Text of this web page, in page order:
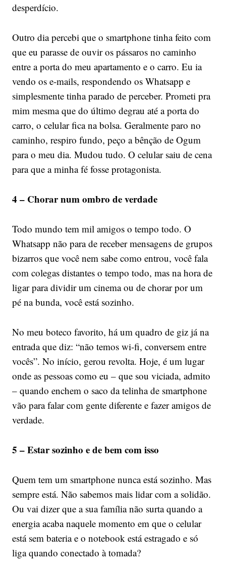
desperdício.
Outro dia percebi que o smartphone tinha feito com
que eu parasse de ouvir os pássaros no caminho
entre a porta do meu apartamento e o carro. Eu ia
vendo os e-mails, respondendo os Whatsapp e
simplesmente tinha parado de perceber. Prometi pra
mim mesma que do último degrau até a porta do
carro, o celular fica na bolsa. Geralmente paro no
caminho, respiro fundo, peço a bênção de Ogum
para o meu dia. Mudou tudo. O celular saiu de cena
para que a minha fé fosse protagonista.
4 – Chorar num ombro de verdade
Todo mundo tem mil amigos o tempo todo. O
Whatsapp não para de receber mensagens de grupos
bizarros que você nem sabe como entrou, você fala
com colegas distantes o tempo todo, mas na hora de
ligar para dividir um cinema ou de chorar por um
pé na bunda, você está sozinho.
No meu boteco favorito, há um quadro de giz já na
entrada que diz: “não temos wi-fi, conversem entre
vocês”. No início, gerou revolta. Hoje, é um lugar
onde as pessoas como eu – que sou viciada, admito
– quando enchem o saco da telinha de smartphone
vão para falar com gente diferente e fazer amigos de
verdade.
5 – Estar sozinho e de bem com isso
Quem tem um smartphone nunca está sozinho. Mas
sempre está. Não sabemos mais lidar com a solidão.
Ou vai dizer que a sua família não surta quando a
energia acaba naquele momento em que o celular
está sem bateria e o notebook está estragado e só
liga quando conectado à tomada?